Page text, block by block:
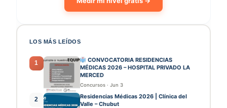
LOS MÁS LEÍDOS
1
CONVOCATORIA RESIDENCIAS
MÉDICAS 2026 – HOSPITAL PRIVADO LA
MERCED
Concursos · Jun 3
2
Residencias Médicas 2026 | Clínica del
Valle – Chubut